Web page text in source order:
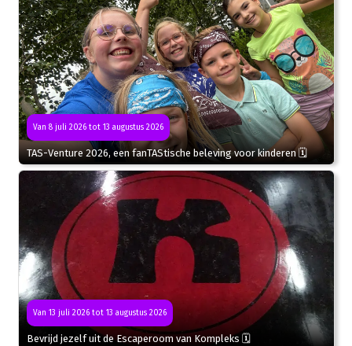
Van 8 juli 2026 tot 13 augustus 2026
TAS-Venture 2026, een fanTAStische beleving voor kinderen 🗓
Van 13 juli 2026 tot 13 augustus 2026
Bevrijd jezelf uit de Escaperoom van Kompleks 🗓